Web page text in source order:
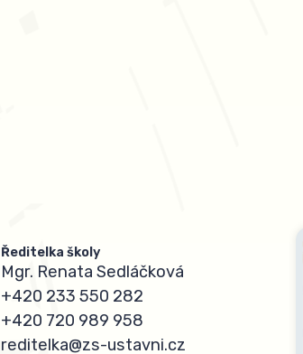
Ředitelka školy
Mgr. Renata Sedláčková
+420 233 550 282
+420 720 989 958
reditelka@zs-ustavni.cz